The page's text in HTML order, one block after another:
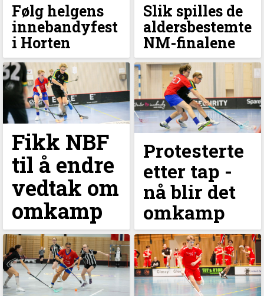
Følg helgens
innebandyfest
i Horten
Slik spilles de
aldersbestemte
NM-finalene
Fikk NBF
til å endre
vedtak om
omkamp
Protesterte
etter tap -
nå blir det
omkamp